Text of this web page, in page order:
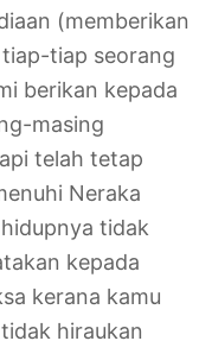
(memberikan
tiap seorang
berikan kepada
masing
telah tetap
Neraka
tidak
kepada
kerana kamu
hiraukan